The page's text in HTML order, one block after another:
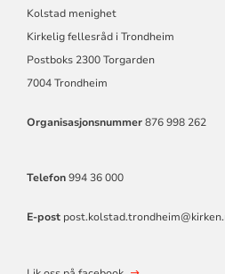
Kolstad menighet
Kirkelig fellesråd i Trondheim
Postboks 2300 Torgarden
7004 Trondheim
Organisasjonsnummer876 998 262
Telefon994 36 000
E-post